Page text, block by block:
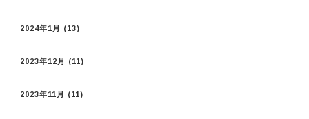
2024年1月 (13)
2023年12月 (11)
2023年11月 (11)